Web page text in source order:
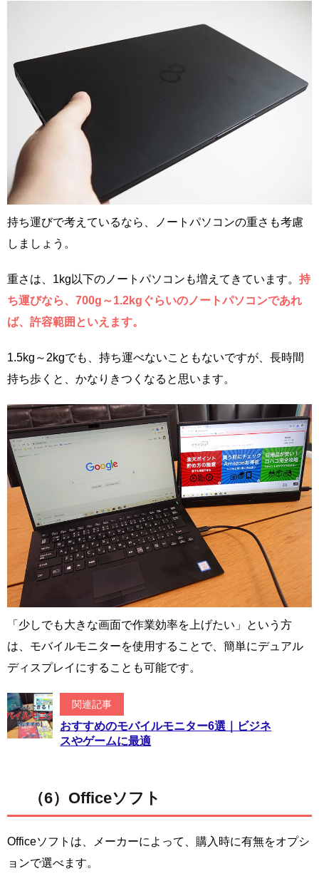
持ち運びで考えているなら、ノートパソコンの重さも考慮
しましょう。
重さは、1kg以下のノートパソコンも増えてきています。 持
ち運びなら、700g～1.2kgぐらいのノートパソコンであれ
ば、許容範囲といえます。
1.5kg～2kgでも、持ち運べないこともないですが、長時間
持ち歩くと、かなりきつくなると思います。
「少しでも大きな画面で作業効率を上げたい」という方
は、モバイルモニターを使用することで、簡単にデュアル
ディスプレイにすることも可能です。
関連記事
おすすめのモバイルモニター6選｜ビジネ
スやゲームに最適
（6）Officeソフト
Officeソフトは、メーカーによって、購入時に有無をオプシ
ョンで選べます。